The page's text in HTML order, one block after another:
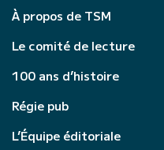
À propos de TSM
Le comité de lecture
100 ans d’histoire
Régie pub
L’Équipe éditoriale